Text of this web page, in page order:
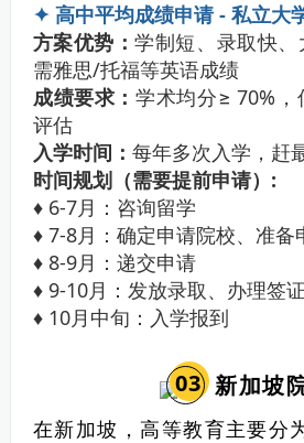
✦ 高中平均成绩申请 - 私立大
方案优势：学制短、录取快
需雅思/托福等英语成绩
成绩要求：学术均分≥ 70%，
评估
入学时间： 每年多次入学，赶
时间规划（需要提前申请）:
♦ 6-7月：咨询留学
♦ 7-8月：确定申请院校、准备
♦ 8-9月：递交申请
♦ 9-10月：发放录取、办理签证
♦ 10月中旬：入学报到
03 新加坡
在新加坡，高等教育主要分